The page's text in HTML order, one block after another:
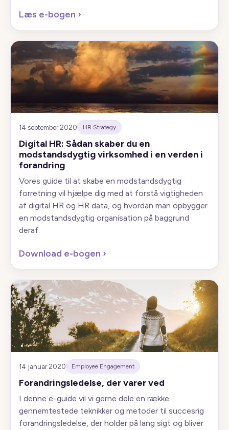
Læs e-bogen ›
14 september 2020 HR Strategy
Digital HR: Sådan skaber du en
modstandsdygtig virksomhed i en verden i
forandring
Vores guide til at skabe en modstandsdygtig
forretning vil hjælpe dig med at forstå vigtigheden
af digital HR og HR data, og hvordan man opbygger
en modstandsdygtig organisation på baggrund
deraf.
Download e-bogen ›
14 januar 2020 Employee Engagement
Forandringsledelse, der varer ved
I denne e-guide vil vi gerne dele en række
gennemtestede teknikker og metoder til succesrig
forandringsledelse, der holder på lang sigt og bliver